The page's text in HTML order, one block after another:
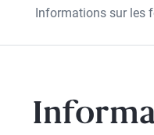
Informations sur les